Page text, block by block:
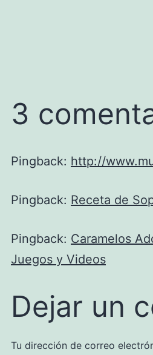
3
Pingback: http://
Pingback: Receta de
Pingback: Caramelos
Juegos y Videos
Dejar un
Tu dirección de correo